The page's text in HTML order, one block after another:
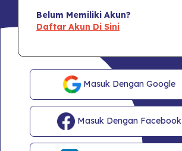
Belum Memiliki Akun?
Daftar Akun Di Sini
Masuk Dengan Google
Masuk Dengan Facebook